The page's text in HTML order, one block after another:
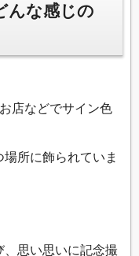
んな感じの
店などでサイン色
所に飾られていま
思い思いに記念撮